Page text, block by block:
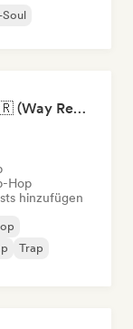
Soul
RAP FRANÇAIS 2026 🔥🇫🇷 (Way Records)
Hop
hinzufügen
Trap